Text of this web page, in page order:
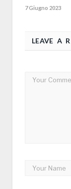
7 Giugno 2023
LEAVE A